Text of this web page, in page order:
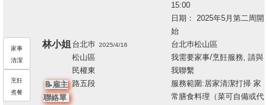
15:00
日期： 2025年5月第二周開
始
家事
清潔
烹飪
煮餐
林小姐
📝雇主
聯絡單
台北巿
松山區
民權東
路五段
2025/4/16
台北巿松山區
我需要家事/烹飪服務, 請與
我聯繫
服務範圍:居家清潔打掃 家
常膳食料理（菜可自備或代